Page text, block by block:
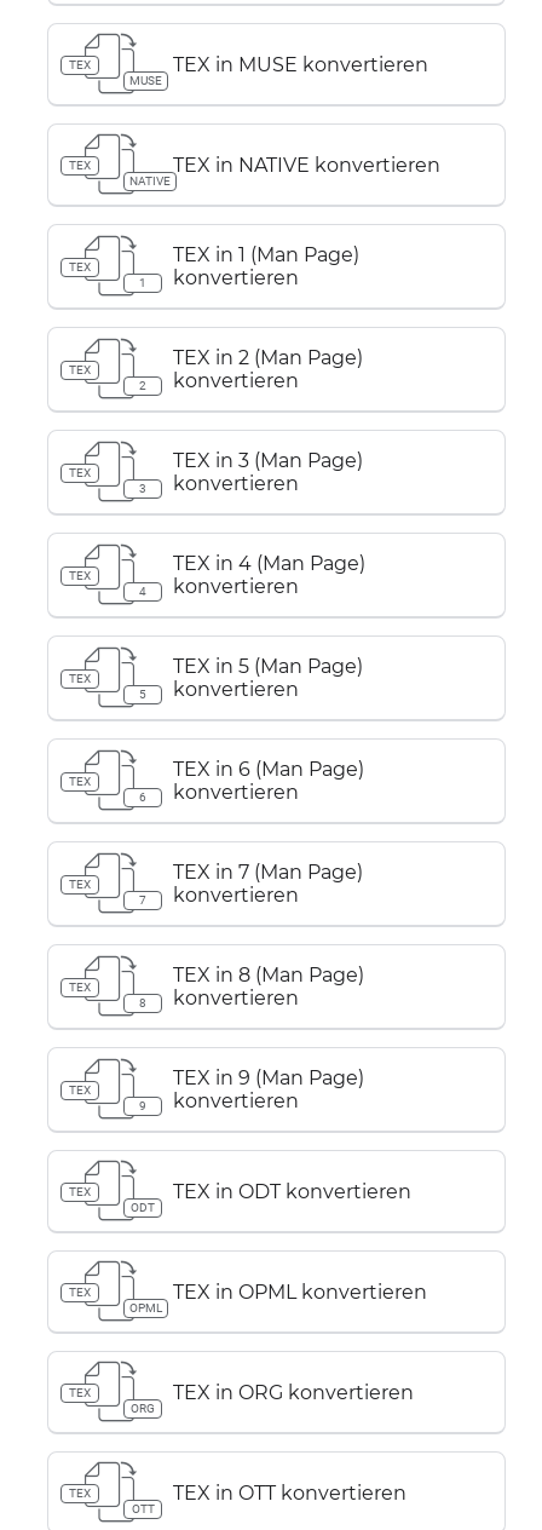
TEX
MUSE
TEX in MUSE konvertieren
TEX
NATIVE
TEX in NATIVE konvertieren
TEX
1
TEX in 1 (Man Page)
konvertieren
TEX
2
TEX in 2 (Man Page)
konvertieren
TEX
3
TEX in 3 (Man Page)
konvertieren
TEX
4
TEX in 4 (Man Page)
konvertieren
TEX
5
TEX in 5 (Man Page)
konvertieren
TEX
6
TEX in 6 (Man Page)
konvertieren
TEX
7
TEX in 7 (Man Page)
konvertieren
TEX
8
TEX in 8 (Man Page)
konvertieren
TEX
9
TEX in 9 (Man Page)
konvertieren
TEX
ODT
TEX in ODT konvertieren
TEX
OPML
TEX in OPML konvertieren
TEX
ORG
TEX in ORG konvertieren
TEX
OTT
TEX in OTT konvertieren